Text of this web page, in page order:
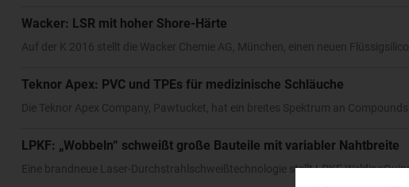
Wacker: LSR mit hoher Shore-Härte
Auf der K 2016 stellt die Wacker Chemie AG, München, einen neuen
Teknor Apex: PVC und TPEs für medizinische Schläuche
Die Teknor Apex Company, Pawtucket, hat ein breites Spektrum an
LPKF: „Wobbeln“ schweißt große Bauteile mit variabler Nahtbreite
Eine brandneue Laser-Durchstrahlschweißtechnologie stellt LPKF